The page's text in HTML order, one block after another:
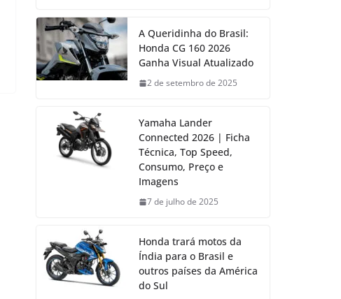
A Queridinha do Brasil:
Honda CG 160 2026
Ganha Visual Atualizado
2 de setembro de 2025
Yamaha Lander
Connected 2026 | Ficha
Técnica, Top Speed,
Consumo, Preço e
Imagens
7 de julho de 2025
Honda trará motos da
Índia para o Brasil e
outros países da América
do Sul